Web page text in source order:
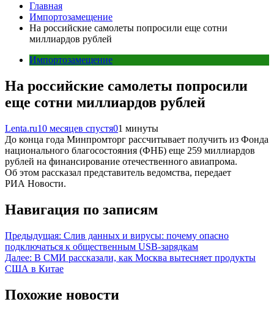
Главная
Импортозамещение
На российские самолеты попросили еще сотни
миллиардов рублей
Импортозамещение
На российские самолеты попросили
еще сотни миллиардов рублей
Lenta.ru10 месяцев спустя01 минуты
До конца года Минпромторг рассчитывает получить из Фонда
национального благосостояния (ФНБ) еще 259 миллиардов
рублей на финансирование отечественного авиапрома.
Об этом рассказал представитель ведомства, передает
РИА Новости.
Навигация по записям
Предыдущая: Слив данных и вирусы: почему опасно
подключаться к общественным USB-зарядкам
Далее: В СМИ рассказали, как Москва вытесняет продукты
США в Китае
Похожие новости